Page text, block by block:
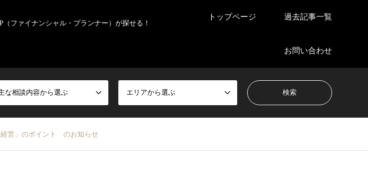
ファイナンシャル・プランナー）が探せる！
トップページ 過去記事一覧
お問い合わせ
な相談内容から選ぶ エリアから選ぶ
営」のポイント のお知らせ